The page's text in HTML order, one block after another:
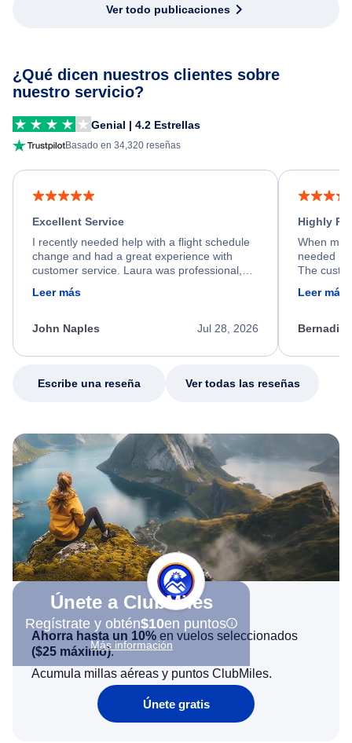
Ver todo publicaciones
¿Qué dicen nuestros clientes sobre
nuestro servicio?
Genial | 4.2 Estrellas
Basado en 34,320 reseñas
Excellent Service
I recently needed help with a flight schedule
change and had a great experience with
customer service. Laura was professional,
friendly, and very helpful throughout the
process. She quickly found a solution and
appreciate her excellent service.
Leer más
Jul 28, 2026
John Naples
Highly
When my
needed
The
calm,
my issue.
Leer más
Escribe una reseña Ver todas las reseñas
Únete a ClubMiles
Regístrate y obtén$10en puntos
Más información
Ahorra hasta un 10% en vuelos seleccionados
($25 máximo).
Acumula millas aéreas y puntos ClubMiles.
Únete gratis